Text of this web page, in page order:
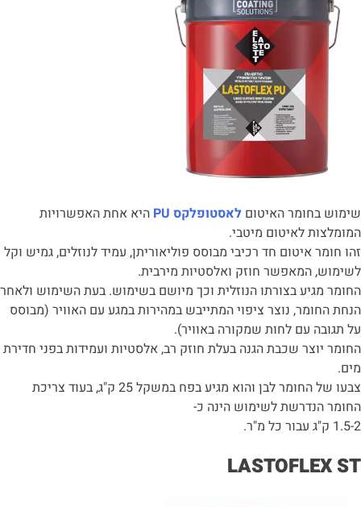
שימוש בחומר האיטום לאסטופלקס PU
היא אחת האפשרויות
המומלצות לאיטום מיטבי.
זהו חומר איטום חד רכיבי מבוסס פוליאוריתן, עמיד לנוזלים, גמיש וקל
לשימוש, המאפשר חוזק ואלסטיות מירבית.
החומר מגיע בצורתו הנוזלית וכך מיושם בשימוש. בעת השימוש ולאחר
הנחת החומר, נוצר ציפוי המתייבש במהירות במגע עם האוויר (מבוסס
על תגובה עם לחות שמקורה באוויר).
החומר יוצר שכבת הגנה בעלת חוזק רב, אלסטיות ועמידות בפני חדירת
מים.
צבעו של החומר לבן והוא מגיע בפח במשקל 25 ק"ג, בעוד צריכת
החומר הנדרשת לשימוש הינה כ-
1.5-2 ק"ג עבור כל מ"ר.
LASTOFLEX ST